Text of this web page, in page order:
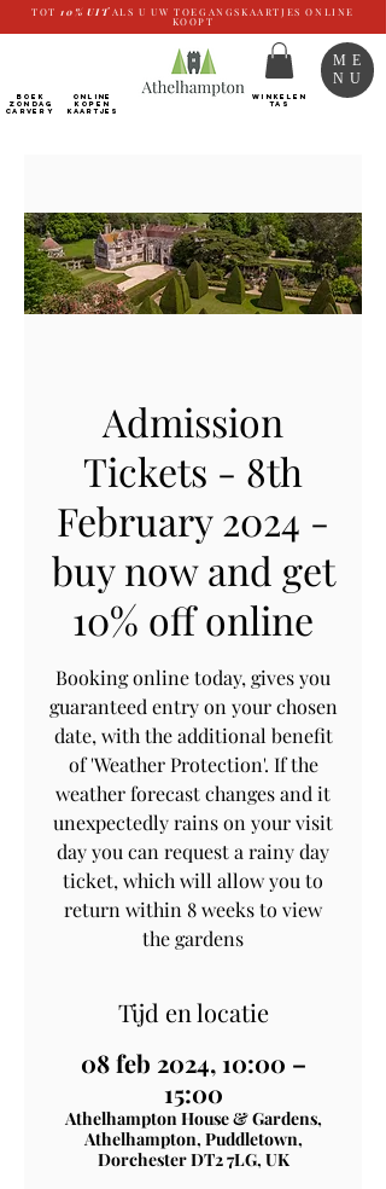
TOT 10% UIT ALS U UW TOEGANGSKAARTJES ONLINE
KOOPT
BOEK
ZONDAG
CARVERY
ONLINE
kopen
Kaartjes
WINKELEN
TAS
ME
NU
Admission
Tickets - 8th
February 2024 -
buy now and get
10% off online
Booking online today, gives you
guaranteed entry on your chosen
date, with the additional benefit
of 'Weather Protection'. If the
weather forecast changes and it
unexpectedly rains on your visit
day you can request a rainy day
ticket, which will allow you to
return within 8 weeks to view
the gardens
Tijd en locatie
08 feb 2024, 10:00 –
15:00
Athelhampton House & Gardens,
Athelhampton, Puddletown,
Dorchester DT2 7LG, UK